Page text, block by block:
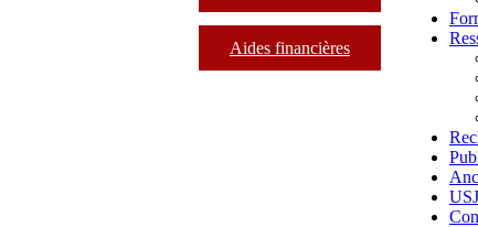
Aides financières
USJ